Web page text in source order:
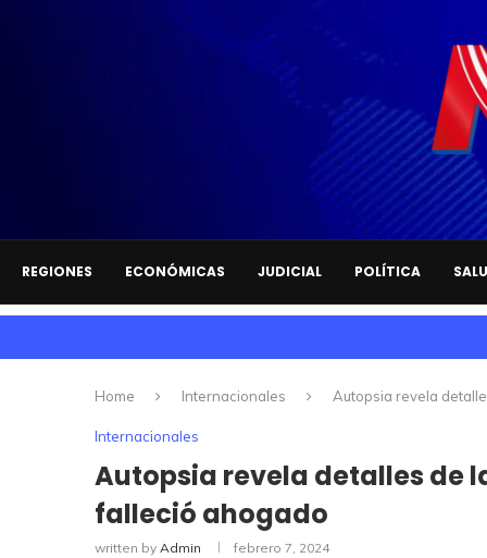
REGIONES ECONÓMICAS JUDICIAL POLÍTICA
Home Internacionales Autopsia revela
Internacionales
Autopsia revela detalles de
falleció ahogado
written by Admin febrero 7, 2024